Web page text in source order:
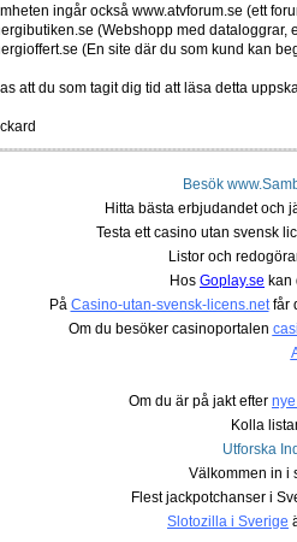
ingår också www.atvforum.se (ett
(Webshopp med
(En site där du som kund kan
att du som tagit dig tid att läsa detta
Besök
Hitta bästa erbjudandet och
Testa ett casino utan svensk
Listor och
Hos Goplay.se kan
På Casino-utan-svensk-licens.netfår
Om du besöker casinoportalen
Om du är på jakt efter
Kolla
Utforska
Välkommen in i
Flest jackpotchanser i
Slotozilla i Sverige